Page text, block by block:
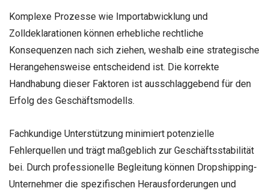
Komplexe Prozesse wie Importabwicklung und
Zolldeklarationen können erhebliche rechtliche
Konsequenzen nach sich ziehen, weshalb eine strategische
Herangehensweise entscheidend ist. Die korrekte
Handhabung dieser Faktoren ist ausschlaggebend für den
Erfolg des Geschäftsmodells.
Fachkundige Unterstützung minimiert potenzielle
Fehlerquellen und trägt maßgeblich zur Geschäftsstabilität
bei. Durch professionelle Begleitung können Dropshipping-
Unternehmer die spezifischen Herausforderungen und